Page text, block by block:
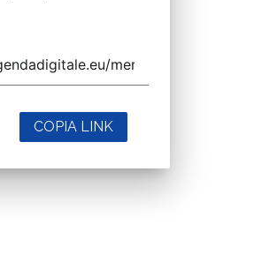
COPIA LINK